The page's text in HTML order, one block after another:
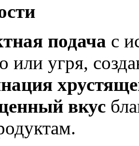
подача с
или угря,
вкус